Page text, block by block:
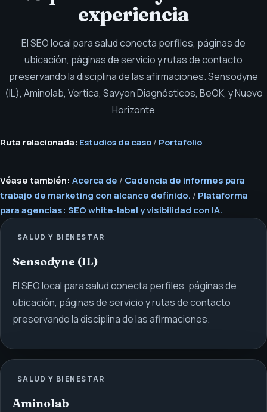
experiencia
El SEO local para salud conecta perfiles, páginas de
ubicación, páginas de servicio y rutas de contacto
preservando la disciplina de las afirmaciones.Sensodyne
(IL), Aminolab, Vertica, Savyon Diagnósticos, BeOK, y Nuevo
Horizonte
Ruta relacionada: Estudios de caso / Portafolio
Véase también: Acerca de / Cadencia de informes para
trabajo de marketing con alcance definido. / Plataforma
para agencias: SEO white-label y visibilidad con IA.
SALUD Y BIENESTAR
Sensodyne (IL)
El SEO local para salud conecta perfiles, páginas de
ubicación, páginas de servicio y rutas de contacto
preservando la disciplina de las afirmaciones.
SALUD Y BIENESTAR
Aminolab